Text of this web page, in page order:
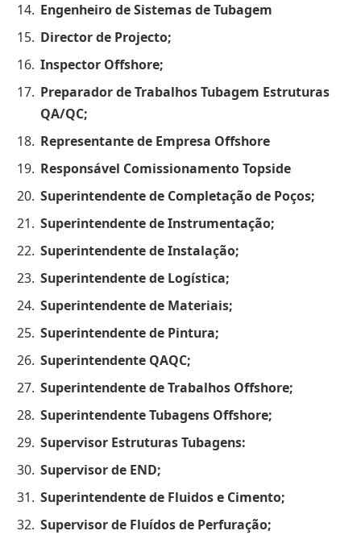
Engenheiro de Sistemas de Tubagem
Director de Projecto;
Inspector Offshore;
Preparador de Trabalhos Tubagem Estruturas
QA/QC;
Representante de Empresa Offshore
Responsável Comissionamento Topside
Superintendente de Completação de Poços;
Superintendente de Instrumentação;
Superintendente de Instalação;
Superintendente de Logística;
Superintendente de Materiais;
Superintendente de Pintura;
Superintendente QAQC;
Superintendente de Trabalhos Offshore;
Superintendente Tubagens Offshore;
Supervisor Estruturas Tubagens:
Supervisor de END;
Superintendente de Fluidos e Cimento;
Supervisor de Fluídos de Perfuração;